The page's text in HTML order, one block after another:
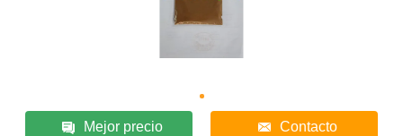
Mejor precio Contacto